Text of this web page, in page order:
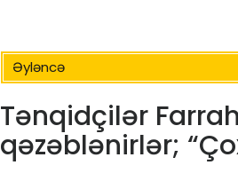
Əyləncə
Tənqidçilər
qəzəblənirlər;